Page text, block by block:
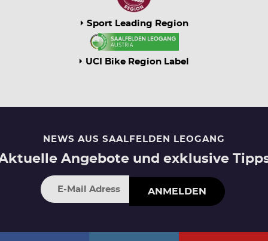
Sport Leading Region
UCI Bike Region Label
NEWS AUS SAALFELDEN LEOGANG
Angebote und exklusive
ANMELDEN